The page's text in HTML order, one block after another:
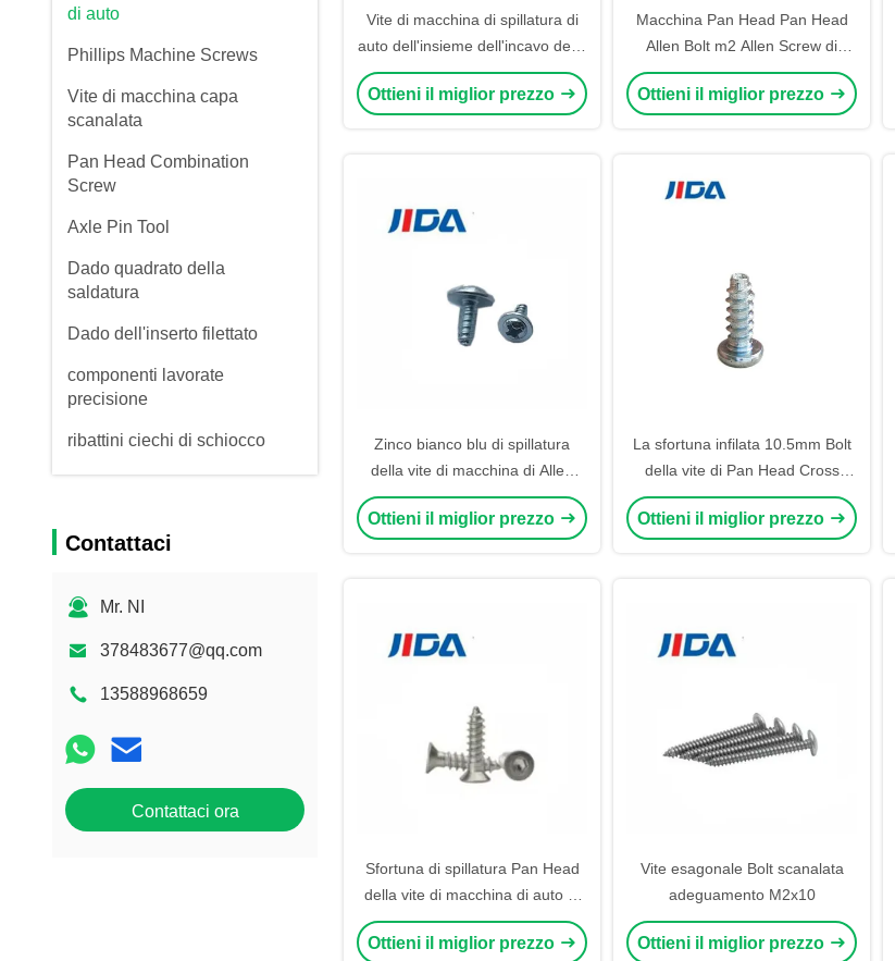
di auto
Phillips Machine Screws
Vite di macchina capa
scanalata
Pan Head Combination
Screw
Axle Pin Tool
Dado quadrato della
saldatura
Dado dell'inserto filettato
componenti lavorate
precisione
ribattini ciechi di schiocco
Contattaci
Mr. NI
378483677@qq.com
13588968659
Contattaci ora
Vite di macchina di spillatura di
auto dell'insieme dell'incavo della
testa esagonale M3 da 16mm
Ottieni il miglior prezzo
Macchina Pan Head Pan Head
Allen Bolt m2 Allen Screw di
acciaio inossidabile 10mm
Ottieni il miglior prezzo
Zinco bianco blu di spillatura
della vite di macchina di Allen
Flat Pan Head Self ST3x8
Ottieni il miglior prezzo
La sfortuna infilata 10.5mm Bolt
della vite di Pan Head Cross
Groove ST4 ha personalizzato
Ottieni il miglior prezzo
Sfortuna di spillatura Pan Head
della vite di macchina di auto di
acciaio inossidabile M4x6
Ottieni il miglior prezzo
Vite esagonale Bolt scanalata
adeguamento M2x10
Ottieni il miglior prezzo